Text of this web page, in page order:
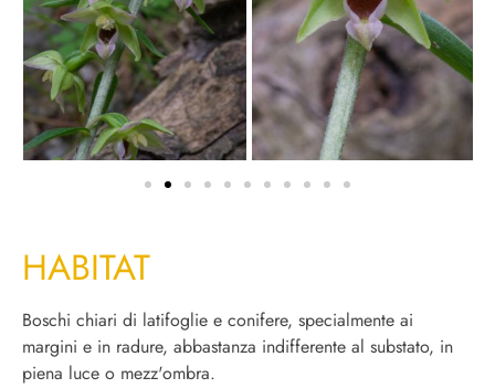
HABITAT
Boschi chiari di latifoglie e conifere, specialmente ai
margini e in radure, abbastanza indifferente al substato, in
piena luce o mezz'ombra.